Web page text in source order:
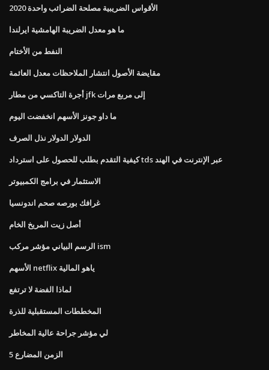
2020 الأقواس الضريبية مصلحة الضرائب واحدة
ما هو معدل الضريبة الهامشية ايرلندا
النفط من الأختام
مقايضة الأصول انتشار الملاحظات معدل العائمة
أجرة التاكسي من مطار jfk إلى مربع مرات
ما داو جونز الأسهم انخفضت اليوم
الدولار الدولار نذل الصرف
كيفية التقدم بطلب للحصول على استرداد tds عبر الإنترنت في الهند
الاستثمار في برامج الكمبيوتر
غرافك بورصه صحم اندونسيا
أصل زيت المريخ الخام
الرسم البياني مؤشر مركب ism
الأسهم netflix ياهو المالية
لماذا الفضة لا ترتفع
المخططات المستقبلية للذرة
لي مؤشر جراحة عالية المخاطر
5 الزمن المضارع